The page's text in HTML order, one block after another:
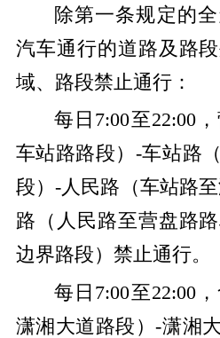
除第一条规定的
汽车通行的道路及路
域、路段禁止通行：
每日7:00至22:00
车站路路段）-车站路
段）-人民路（车站路
路（人民路至营盘路
边界路段）禁止通行。
每日7:00至22:00
潇湘大道路段）-潇湘